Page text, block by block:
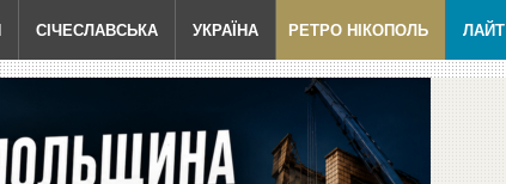
СІЧЕСЛАВСЬКА УКРАЇНА РЕТРО НІКОПОЛЬ ЛАЙТ